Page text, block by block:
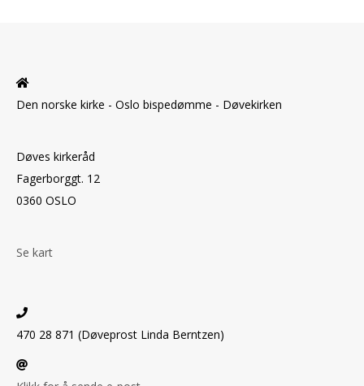
Den norske kirke - Oslo bispedømme - Døvekirken
Døves kirkeråd
Fagerborggt. 12
0360 OSLO
Se kart
470 28 871 (Døveprost Linda Berntzen)